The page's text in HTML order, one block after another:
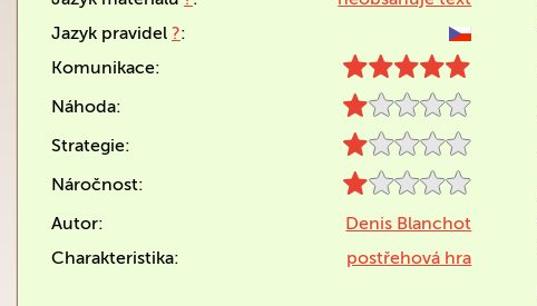
Jazyk pravidel ?:
Komunikace:
Náhoda:
Strategie:
Náročnost:
Autor:
Denis Blanchot
Charakteristika:
postřehová hra